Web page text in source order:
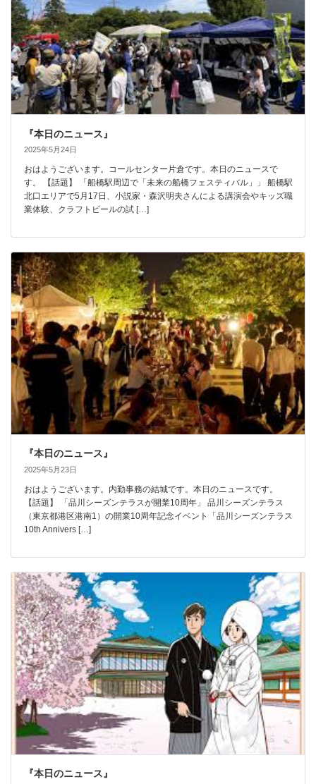
『本日のニュース』
2025年5月24日
おはようございます。コールセンター片倉です。本日のニュースで
す。 【話題】 「船橋駅周辺で「未来の船橋フェスティバル」」 船橋駅
北口エリアで5月17日、小説家・森沢明夫さんによる講演会やキッズ職
業体験、クラフトビールの試 […]
『本日のニュース』
2025年5月23日
おはようございます。内勤事務の結城です。本日のニュースです。
【話題】 「品川シーズンテラスが開業10周年」 品川シーズンテラス
（東京都港区港南1）の開業10周年記念イベント「品川シーズンテラス
10th Annivers […]
『本日のニュース』